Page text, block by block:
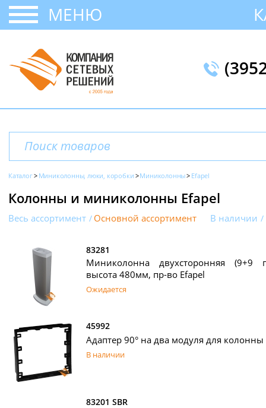
МЕНЮ
Каталог Миниколонны, люки, коробки Миниколонны Efapel
Колонны и миниколонны Efapel
Весь ассортимент Основной ассортимент В наличии
83281
Миниколонна двухсторонняя (9+9
высота 480мм, пр-во Efapel
Ожидается
45992
Адаптер 90° на два модуля для
В наличии
83201 SBR